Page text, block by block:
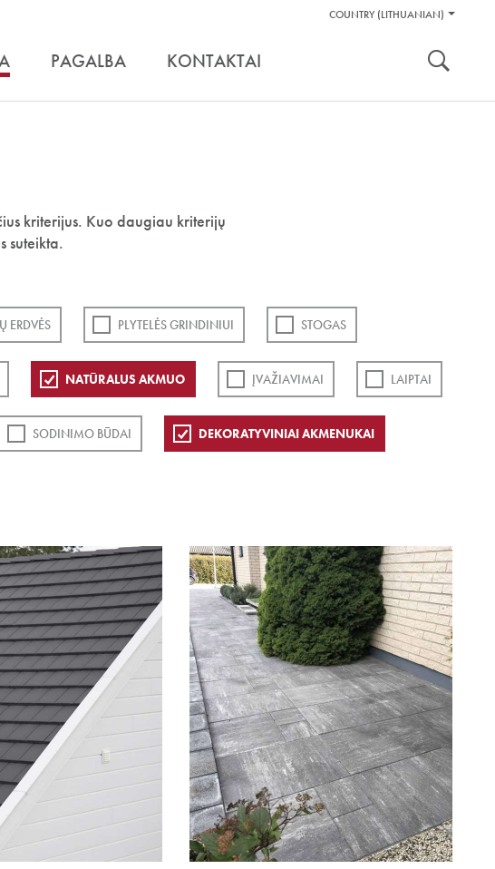
Pagalbos
COUNTRY (LITHUANIAN)
PAGALBA KONTAKTAI
kriterijus. Kuo daugiau kriterijų
suteikta.
ERDVĖS PLYTELĖS GRINDINIUI STOGAS
NATŪRALUS AKMUO ĮVAŽIAVIMAI LAIPTAI
SODINIMO BŪDAI DEKORATYVINIAI AKMENUKAI